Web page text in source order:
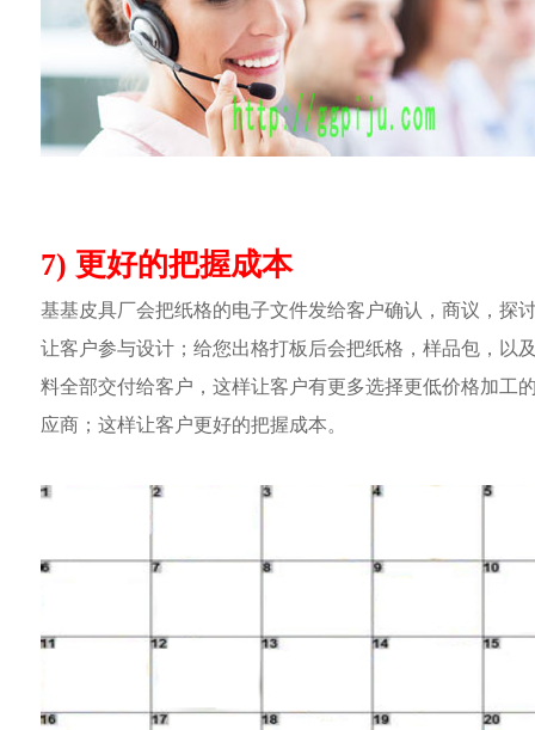
7) 更好的把握成本
基基皮具厂会把纸格的电子文件发给客户确认，商议，探
让客户参与设计；给您出格打板后会把纸格，样品包，以
料全部交付给客户，这样让客户有更多选择更低价格加工
应商；这样让客户更好的把握成本。